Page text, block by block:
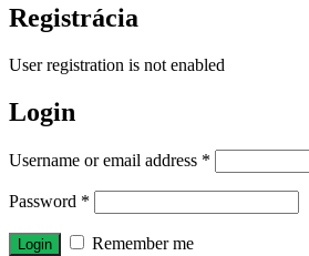
Registrácia
User registration is not enabled
Login
Username or email address *
Password *
Remember me